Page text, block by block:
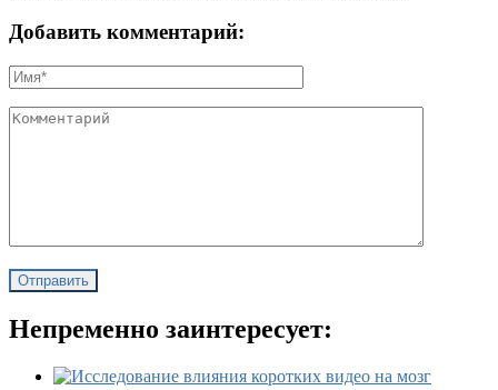
Добавить комментарий:
Непременно заинтересует: